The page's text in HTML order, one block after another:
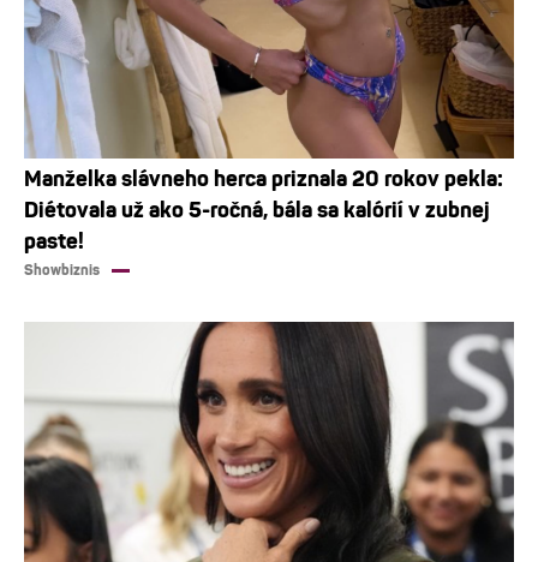
Manželka slávneho herca priznala 20 rokov pekla:
Diétovala už ako 5-ročná, bála sa kalórií v zubnej
paste!
Showbiznis